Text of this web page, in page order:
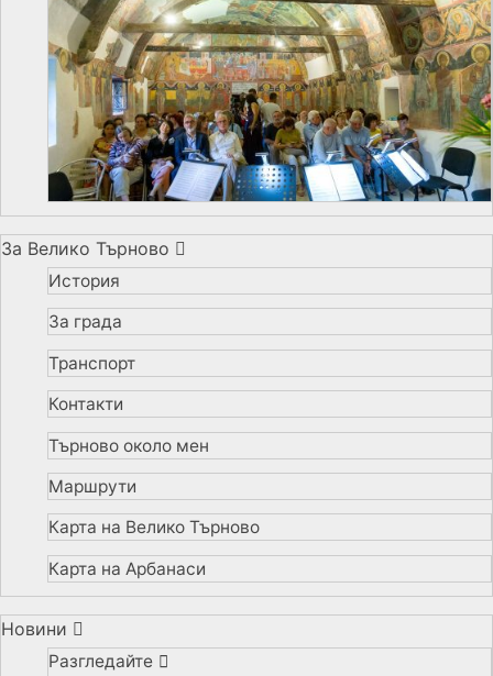
За Велико Търново
История
За града
Транспорт
Контакти
Търново около мен
Маршрути
Карта на Велико Търново
Карта на Арбанаси
Новини
Разгледайте